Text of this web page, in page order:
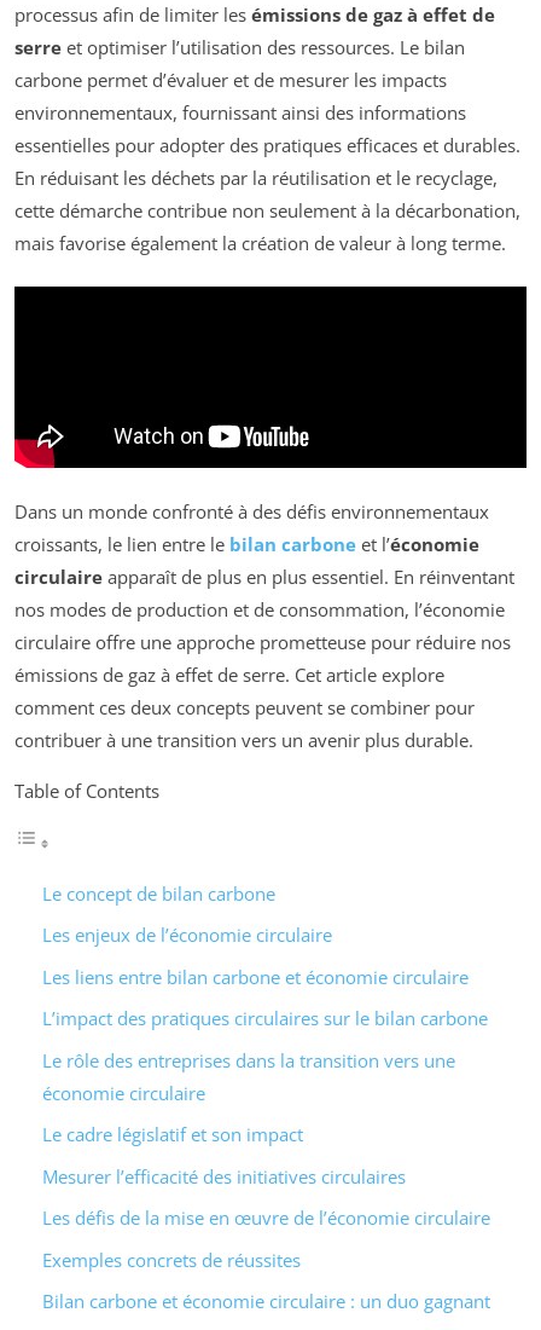
processus afin de limiter les émissions de gaz à effet de
serre et optimiser l’utilisation des ressources. Le bilan
carbone permet d’évaluer et de mesurer les impacts
environnementaux, fournissant ainsi des informations
essentielles pour adopter des pratiques efficaces et durables.
En réduisant les déchets par la réutilisation et le recyclage,
cette démarche contribue non seulement à la décarbonation,
mais favorise également la création de valeur à long terme.
Dans un monde confronté à des défis environnementaux
croissants, le lien entre le bilan carbone et l’économie
circulaire apparaît de plus en plus essentiel. En réinventant
nos modes de production et de consommation, l’économie
circulaire offre une approche prometteuse pour réduire nos
émissions de gaz à effet de serre. Cet article explore
comment ces deux concepts peuvent se combiner pour
contribuer à une transition vers un avenir plus durable.
Table of Contents
Le concept de bilan carbone
Les enjeux de l’économie circulaire
Les liens entre bilan carbone et économie circulaire
L’impact des pratiques circulaires sur le bilan carbone
Le rôle des entreprises dans la transition vers une
économie circulaire
Le cadre législatif et son impact
Mesurer l’efficacité des initiatives circulaires
Les défis de la mise en œuvre de l’économie circulaire
Exemples concrets de réussites
Bilan carbone et économie circulaire : un duo gagnant